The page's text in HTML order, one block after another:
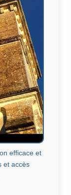
efficace et
et accès